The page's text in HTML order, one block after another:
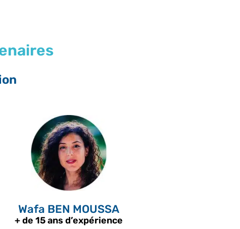
Wafa BEN MOUSSA
+ de 15 ans d’expérience